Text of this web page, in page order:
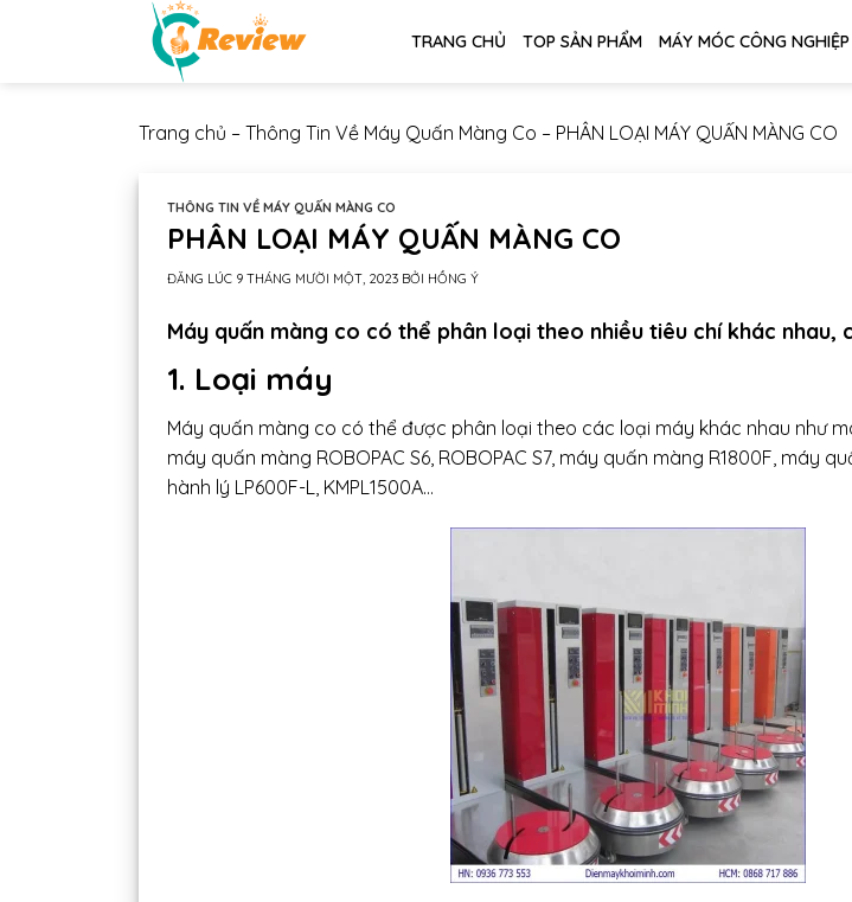
TRANG CHỦ TOP SẢN PHẨM MÁY MÓC CÔNG NGHIỆP
Trang chủ – Thông Tin Về Máy Quấn Màng Co – PHÂN LOẠI MÁY QUẤN MÀNG CO
THÔNG TIN VỀ MÁY QUẤN MÀNG CO
PHÂN LOẠI MÁY QUẤN MÀNG CO
ĐĂNG LÚC 9 THÁNG MƯỜI MỘT, 2023 BỞI HỒNG Ý
Máy quấn màng co có thể phân loại theo nhiều tiêu chí khác nhau,
1. Loại máy
Máy quấn màng co có thể được phân loại theo các loại máy khác nhau như
máy quấn màng ROBOPAC S6, ROBOPAC S7, máy quấn màng R1800F, máy
hành lý LP600F-L, KMPL1500A…